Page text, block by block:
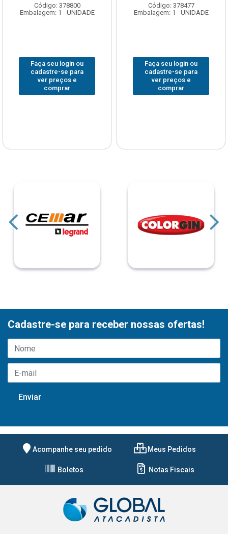
Código: 378800
Embalagem: 1 - UNIDADE
Faça seu login ou
cadastre-se para
ver preços e
comprar
Código: 378477
Embalagem: 1 - UNIDADE
Faça seu login ou
cadastre-se para
ver preços e
comprar
Cadastre-se para receber nossas ofertas!
Acompanhe seu pedido Meus Pedidos
Boletos Notas Fiscais